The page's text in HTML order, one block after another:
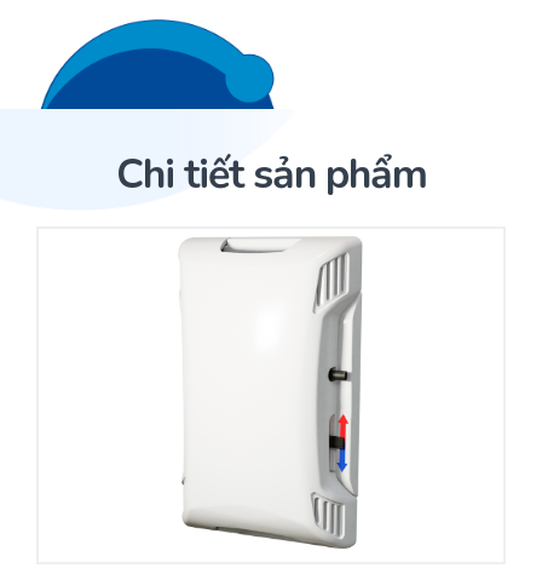
Trang Chủ
Cung cấp giải pháp quản lý cho toà nhà (BMS)
Chi tiết sản phẩm
Trang Chủ Sản phẩm Cảm biến ACI